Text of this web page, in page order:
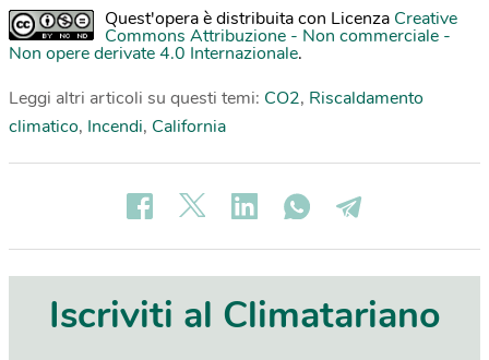
Quest'opera è distribuita con Licenza Creative
Commons Attribuzione - Non commerciale -
Non opere derivate 4.0 Internazionale.
Leggi altri articoli su questi temi: CO2, Riscaldamento
climatico, Incendi, California
Iscriviti al Climatariano